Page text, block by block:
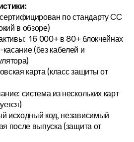
по стандарту CC
в обзоре)
16 000+ в 80+ блокчейнах
(без кабелей и
карта (класс защиты от
система из нескольких карт
исходный код, независимый
после выпуска (защита от